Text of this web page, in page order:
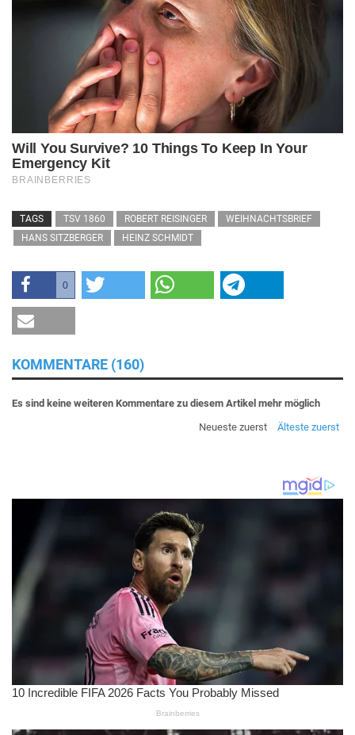
TAGS TSV 1860 ROBERT REISINGER
WEIHNACHTSBRIEF
HANS SITZBERGER
HEINZ SCHMIDT
0
KOMMENTARE (160)
Es sind keine weiteren Kommentare zu diesem Artikel mehr möglich
Neueste zuerst
Älteste zuerst